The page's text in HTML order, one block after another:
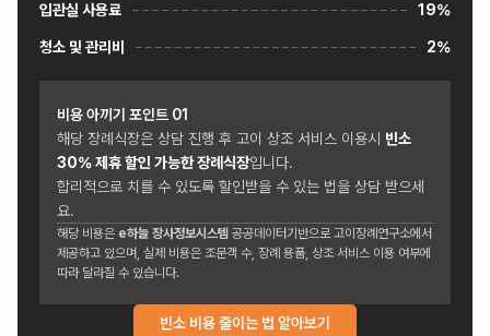
입관실 사용료 19%
청소 및 관리비 2%
비용 아끼기 포인트 01
해당 장례식장은 상담 진행 후 고이 상조 서비스 이용시 빈소
30% 제휴 할인 가능한 장례식장입니다.
합리적으로 치를 수 있도록 할인받을 수 있는 법을 상담 받으세
요.
해당 비용은 e하늘 장사정보시스템 공공데이터기반으로 고이장례연구소에서
제공하고 있으며, 실제 비용은 조문객 수, 장례 용품, 상조 서비스 이용 여부에
따라 달라질 수 있습니다.
빈소 비용 줄이는 법 알아보기